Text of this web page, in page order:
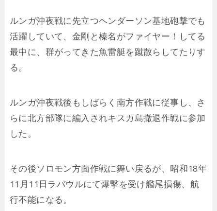
ルンガ沖夜戦に先立つヘンダーソン基地砲撃でも
活躍していて、金剛と榛名がファイヤー！してる
最中に、群がってきた魚雷艇を蹴散らしてたりす
る。
ルンガ沖夜戦後もしばらく南方作戦に従事し、さ
らに北方部隊に編入されキスカ島撤退作戦に参加
した。
その後ソロモン方面作戦に舞い戻るが、昭和18年
11月11日ラバウルにて爆撃を受け艦尾損傷、航
行不能になる。